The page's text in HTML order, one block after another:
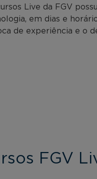
Live da FGV
em dias e
de experiência e o
FGV